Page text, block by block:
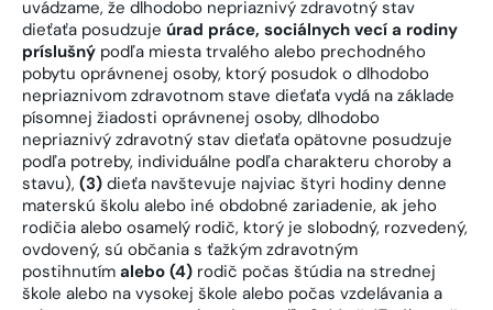
uvádzame, že dlhodobo nepriaznivý zdravotný stav
dieťaťa posudzuje úrad práce, sociálnych vecí a rodiny
príslušný podľa miesta trvalého alebo prechodného
pobytu oprávnenej osoby, ktorý posudok o dlhodobo
nepriaznivom zdravotnom stave dieťaťa vydá na základe
písomnej žiadosti oprávnenej osoby, dlhodobo
nepriaznivý zdravotný stav dieťaťa opätovne posudzuje
podľa potreby, individuálne podľa charakteru choroby a
stavu), (3) dieťa navštevuje najviac štyri hodiny denne
materskú školu alebo iné obdobné zariadenie, ak jeho
rodičia alebo osamelý rodič, ktorý je slobodný, rozvedený,
ovdovený, sú občania s ťažkým zdravotným
postihnutím alebo (4) rodič počas štúdia na strednej
škole alebo na vysokej škole alebo počas vzdelávania a